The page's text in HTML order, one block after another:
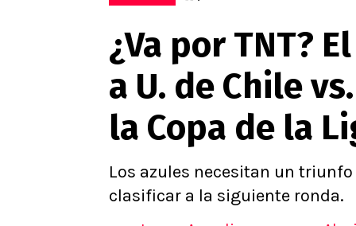
U de Chile
U Católica
Campeonato Nacional
Primera B
Segunda División
Copa Chile
Supercopa Chile
Campeonato Femenino
Alexis
Carlos
¿Va por TNT?
a U. de Chile
la Copa de la
Los azules necesitan un
clasificar a la siguiente ronda.